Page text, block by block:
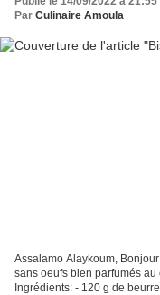
Par Culinaire Amoula
Assalamo Alaykoum,
sans oeufs bien parfumés au
Ingrédients: - 120 g de